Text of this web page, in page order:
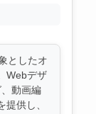
としたオ
Webデザ
動画編
供し、